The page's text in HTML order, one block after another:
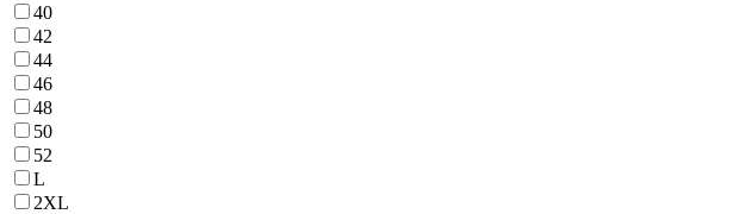
40
42
44
46
48
50
52
L
2XL